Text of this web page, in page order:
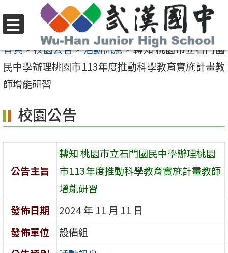
至
要
內
區
選
單
首頁>校園公告>活動訊息>轉知 桃園市立石門國
民中學辦理桃園市113年度推動科學教育實施計畫教
師增能研習
校園公告
公告主旨
轉知 桃園市立石門國民中學辦理桃園
市113年度推動科學教育實施計畫教師
增能研習
發佈日期
2024 年 11 月 11 日
發佈單位
設備組